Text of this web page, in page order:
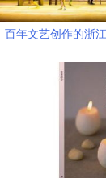
百年文艺创作的浙